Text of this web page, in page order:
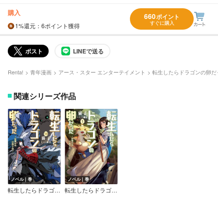
購入
1%還元 ：6ポイント獲得
660ポイント
すぐに購入
ポスト LINEで送る
Renta! 青年漫画 アース・スター エンターテイメント 転生したらドラゴンの卵
関連シリーズ作品
ノベル｜巻
転生したらドラゴンの卵だった～最強以外目指さねぇ～
ノベル｜巻
転生したらドラゴンの卵だった ～最強以外目指さねぇ～